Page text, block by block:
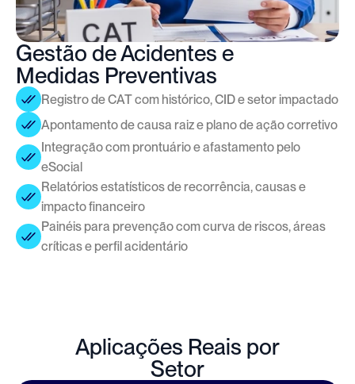
Gestão de Acidentes e
Medidas Preventivas
Registro de CAT com histórico, CID e setor impactado
Apontamento de causa raiz e plano de ação corretivo
Integração com prontuário e afastamento pelo
eSocial
Relatórios estatísticos de recorrência, causas e
impacto financeiro
Painéis para prevenção com curva de riscos, áreas
críticas e perfil acidentário
Aplicações Reais por
Setor